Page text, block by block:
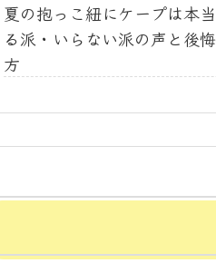
夏の抱っこ紐にケープは本
る派・いらない派の声と後
方